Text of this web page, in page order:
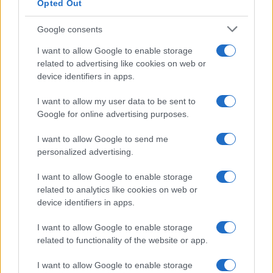
Opted Out
Google consents
I want to allow Google to enable storage
related to advertising like cookies on web or
device identifiers in apps.
I want to allow my user data to be sent to
Google for online advertising purposes.
I want to allow Google to send me
personalized advertising.
I want to allow Google to enable storage
related to analytics like cookies on web or
device identifiers in apps.
I want to allow Google to enable storage
related to functionality of the website or app.
I want to allow Google to enable storage
I nostri cari
I nostri cari
I nostri cari
Giovannimaria Cabras